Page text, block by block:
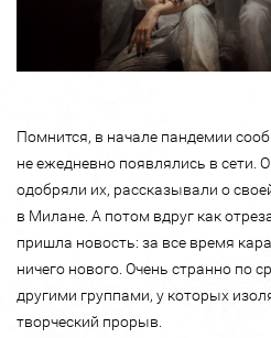
Помнится, в начале пандемии
не ежедневно появлялись в сети.
одобряли их, рассказывали о
в Милане. А потом вдруг как
пришла новость: за все время
ничего нового. Очень странно по
другими группами, у которых
творческий прорыв.